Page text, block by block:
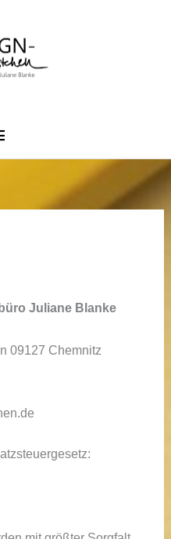
Juliane Blanke
09127 Chemnitz